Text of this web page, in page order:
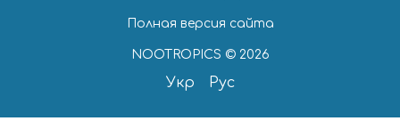
Полная версия сайта
NOOTROPICS © 2026
Укр Рус